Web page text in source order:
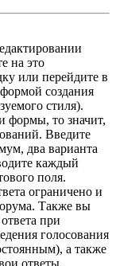
на это
или перейдите в
создания
стиля).
формы, то значит,
Введите
два варианта
каждый
поля.
ограничено и
Также вы
при
голосования
а также
ответы.